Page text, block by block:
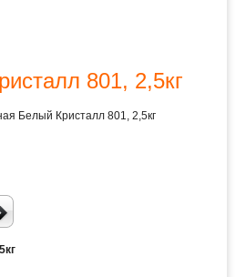
801, 2,5кг
Белый Кристалл 801, 2,5кг